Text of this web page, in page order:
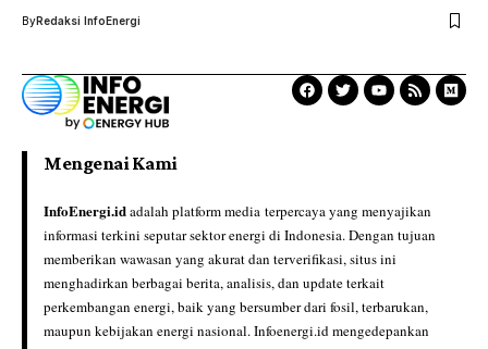
ByRedaksi InfoEnergi
Mengenai Kami
InfoEnergi.idadalah platform media terpercaya yang menyajikan
informasi terkini seputar sektor energi di Indonesia. Dengan tujuan
memberikan wawasan yang akurat dan terverifikasi, situs ini
menghadirkan berbagai berita, analisis, dan update terkait
perkembangan energi, baik yang bersumber dari fosil, terbarukan,
maupun kebijakan energi nasional. Infoenergi.id mengedepankan